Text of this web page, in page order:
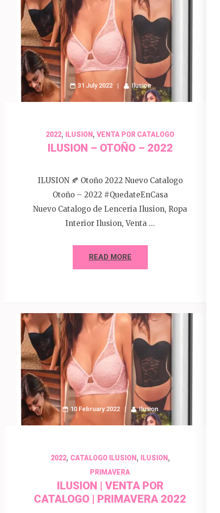
31 July 2022 Ilusion
2022, ILUSION , VENTA POR CATALOGO
ILUSION – OTOÑO – 2022
ILUSION 🍂 Otoño 2022 Nuevo Catalogo
Otoño – 2022 #QuedateEnCasa
Nuevo Catalogo de Lenceria Ilusion, Ropa
Interior Ilusion, Venta …
READ MORE
10 February 2022 Ilusion
2022, CATALOGO ILUSION, ILUSION,
PRIMAVERA
ILUSION | VENTA POR
CATALOGO | PRIMAVERA 2022